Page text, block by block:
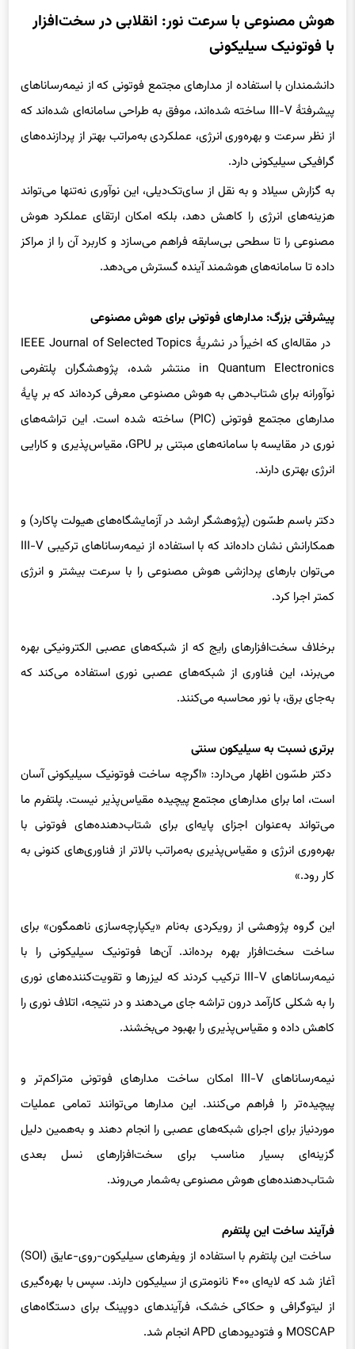
هوش مصنوعی با سرعت نور: انقلابی در سخت‌افزار
با فوتونیک سیلیکونی
دانشمندان با استفاده از مدارهای مجتمع فوتونی که از نیمه‌رساناهای
پیشرفتهٔ III-V ساخته شده‌اند، موفق به طراحی سامانه‌ای شده‌اند که
از نظر سرعت و بهره‌وری انرژی، عملکردی به‌مراتب بهتر از پردازنده‌های
گرافیکی سیلیکونی دارد.
به گزارش سیلاد و به نقل از سای‌تک‌دیلی، این نوآوری نه‌تنها می‌تواند
هزینه‌های انرژی را کاهش دهد، بلکه امکان ارتقای عملکرد هوش
مصنوعی را تا سطحی بی‌سابقه فراهم می‌سازد و کاربرد آن را از مراکز
داده تا سامانه‌های هوشمند آینده گسترش می‌دهد.
پیشرفتی بزرگ: مدارهای فوتونی برای هوش مصنوعی
در مقاله‌ای که اخیراً در نشریهٔ IEEE Journal of Selected Topics
in Quantum Electronics منتشر شده، پژوهشگران پلتفرمی
نوآورانه برای شتاب‌دهی به هوش مصنوعی معرفی کرده‌اند که بر پایهٔ
مدارهای مجتمع فوتونی (PIC) ساخته شده است. این تراشه‌های
نوری در مقایسه با سامانه‌های مبتنی بر GPU، مقیاس‌پذیری و کارایی
انرژی بهتری دارند.
دکتر باسم طسّون (پژوهشگر ارشد در آزمایشگاه‌های هیولت پاکارد) و
همکارانش نشان داده‌اند که با استفاده از نیمه‌رساناهای ترکیبی III-V
می‌توان بارهای پردازشی هوش مصنوعی را با سرعت بیشتر و انرژی
کمتر اجرا کرد.
برخلاف سخت‌افزارهای رایج که از شبکه‌های عصبی الکترونیکی بهره
می‌برند، این فناوری از شبکه‌های عصبی نوری استفاده می‌کند که
به‌جای برق، با نور محاسبه می‌کنند.
برتری نسبت به سیلیکون سنتی
دکتر طسّون اظهار می‌دارد: «اگرچه ساخت فوتونیک سیلیکونی آسان
است، اما برای مدارهای مجتمع پیچیده مقیاس‌پذیر نیست. پلتفرم ما
می‌تواند به‌عنوان اجزای پایه‌ای برای شتاب‌دهنده‌های فوتونی با
بهره‌وری انرژی و مقیاس‌پذیری به‌مراتب بالاتر از فناوری‌های کنونی به
کار رود.»
این گروه پژوهشی از رویکردی به‌نام «یکپارچه‌سازی ناهمگون» برای
ساخت سخت‌افزار بهره برده‌اند. آن‌ها فوتونیک سیلیکونی را با
نیمه‌رساناهای III-V ترکیب کردند که لیزرها و تقویت‌کننده‌های نوری
را به شکلی کارآمد درون تراشه جای می‌دهند و در نتیجه، اتلاف نوری را
کاهش داده و مقیاس‌پذیری را بهبود می‌بخشند.
نیمه‌رساناهای III-V امکان ساخت مدارهای فوتونی متراکم‌تر و
پیچیده‌تر را فراهم می‌کنند. این مدارها می‌توانند تمامی عملیات
موردنیاز برای اجرای شبکه‌های عصبی را انجام دهند و به‌همین دلیل
گزینه‌ای بسیار مناسب برای سخت‌افزارهای نسل بعدی
شتاب‌دهنده‌های هوش مصنوعی به‌شمار می‌روند.
فرآیند ساخت این پلتفرم
ساخت این پلتفرم با استفاده از ویفرهای سیلیکون-روی-عایق (SOI)
آغاز شد که لایه‌ای ۴۰۰ نانومتری از سیلیکون دارند. سپس با بهره‌گیری
از لیتوگرافی و حکاکی خشک، فرآیندهای دوپینگ برای دستگاه‌های
MOSCAP و فتودیودهای APD انجام شد.